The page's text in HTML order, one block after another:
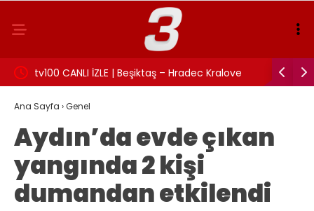
tv100 CANLI İZLE | Beşiktaş – Hradec Kralove
maçı canlı izle!
İzmit
Ana Sayfa ›Genel
Aydın’da evde çıkan
yangında 2 kişi
dumandan etkilendi